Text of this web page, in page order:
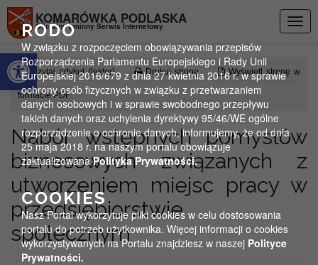
Otwórz pasek narzędzi
KOMARÓWKA PODLASKA
Oficjalny gminny Serwis Internetowy
Czytaj artykuł (lektor) Drukuj stronę Wyświetl stronę w
formacie PDF
Nabór wstępnych pomysłów
biznesowych związanych z
utworzeniem miejsc pracy w
przedsiębiorstwie
społecznym
RODO
W związku z rozpoczęciem obowiązywania przepisów
Rozporządzenia Parlamentu Europejskiego i Rady Unii
Europejskiej 2016/679 z dnia 27 kwietnia 2016 r. w sprawie
ochrony osób fizycznych w związku z przetwarzaniem
danych osobowych i w sprawie swobodnego przepływu
takich danych oraz uchylenia dyrektywy 95/46/WE ogólne
rozporządzenie o ochronie danych, informujemy, że od dnia
25 maja 2018 r. na naszym portalu obowiązuje
zaktualizowanaPolityka Prywatności.
COOKIES
Nasz Portal wykorzytuje pliki cookies w celu dostosowania
portalu do potrzeb użytkownika. Więcej informacji o cookies
wykorzystywanych na Portalu znajdziesz w naszej Polityce
Prywatności.